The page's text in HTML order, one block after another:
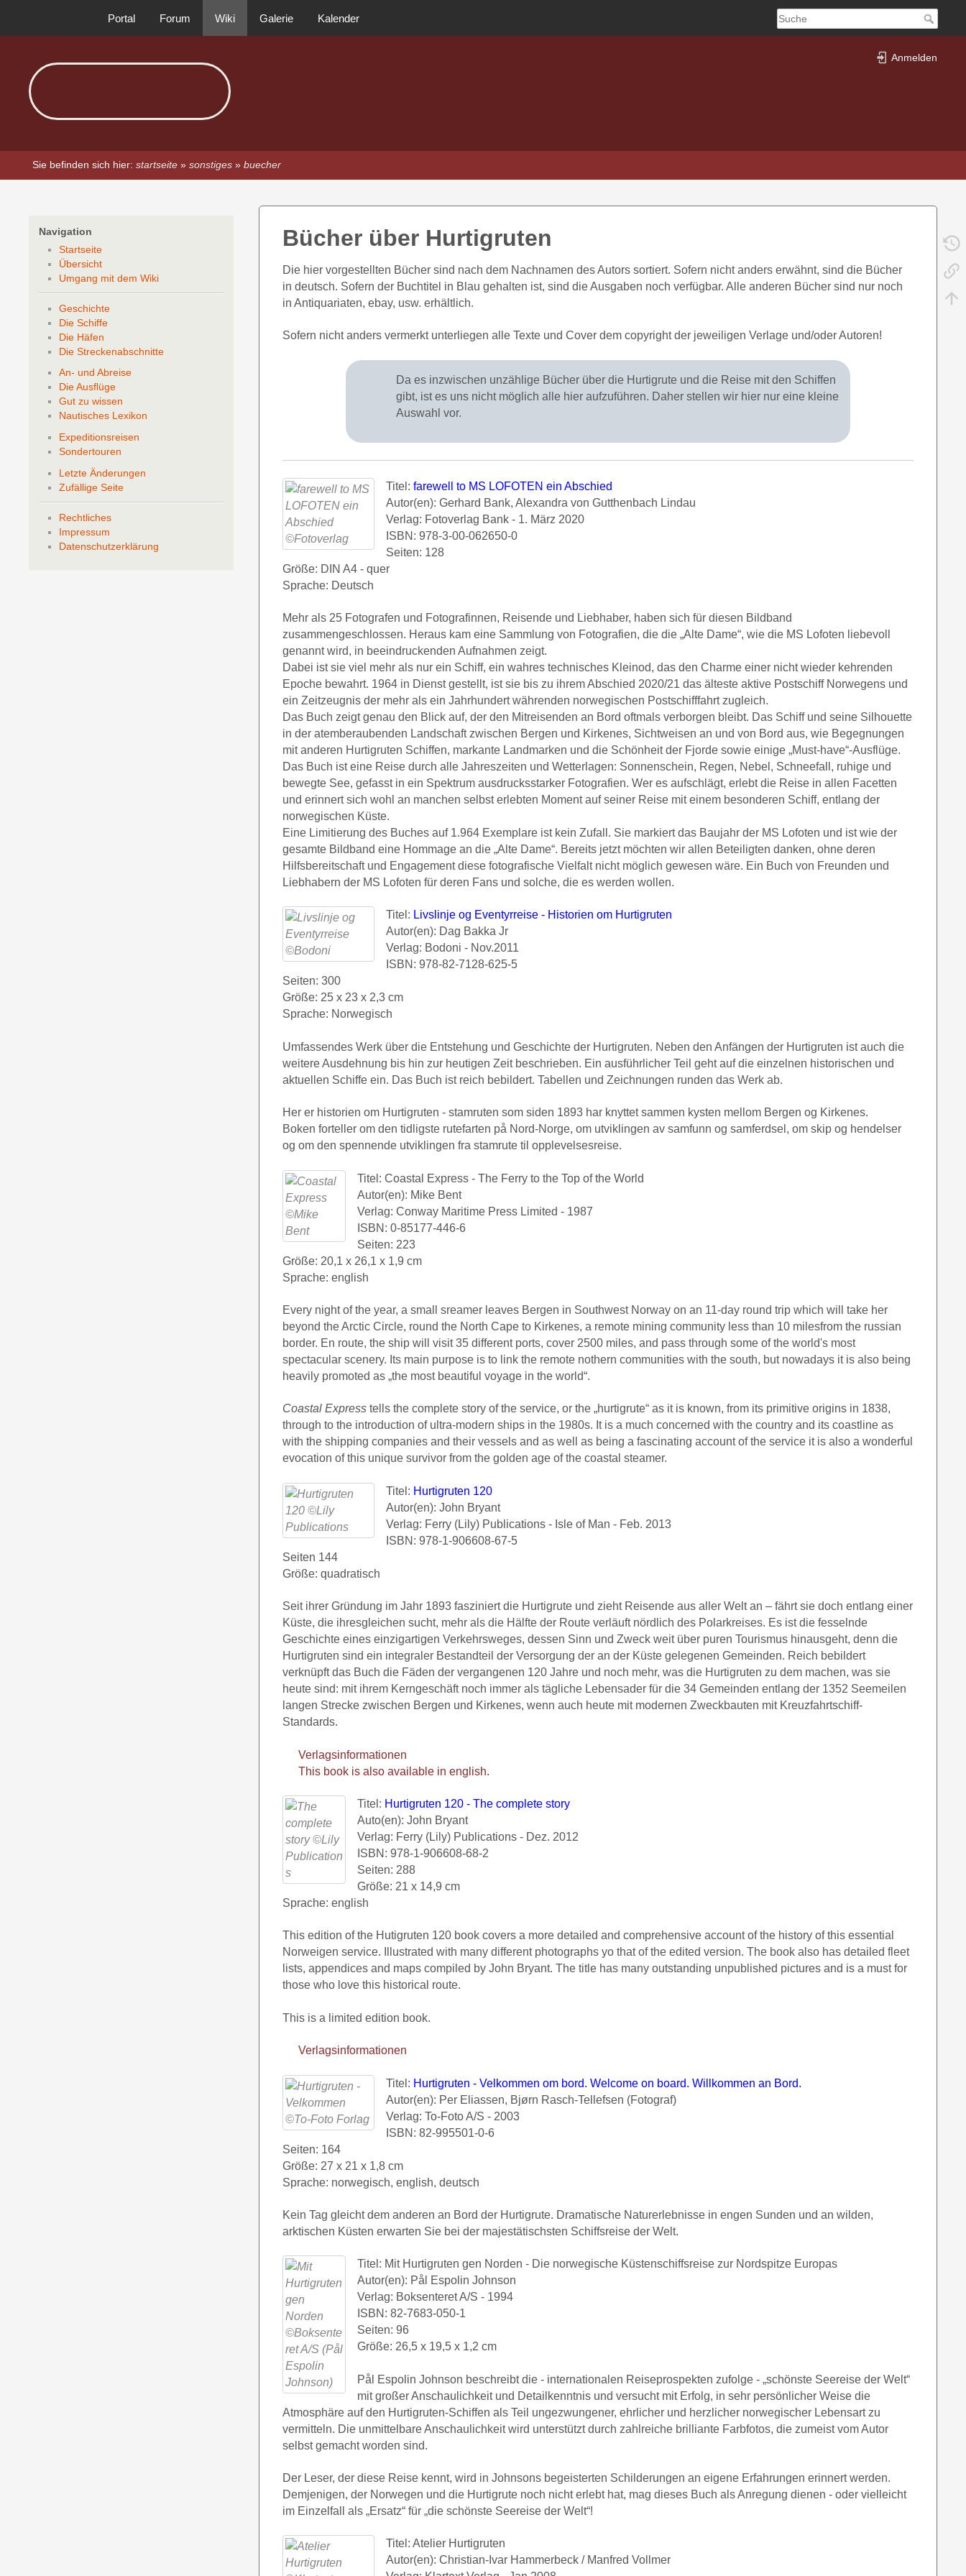
Anmelden
Sie befinden sich hier:startseite »sonstiges »buecher
Navigation
Startseite
Übersicht
Umgang mit dem Wiki
Geschichte
Die Schiffe
Die Häfen
Die Streckenabschnitte
An- und Abreise
Die Ausflüge
Gut zu wissen
Nautisches Lexikon
Expeditionsreisen
Sondertouren
Letzte Änderungen
Zufällige Seite
Rechtliches
Impressum
Datenschutzerklärung
Bücher über Hurtigruten
Die hier vorgestellten Bücher sind nach dem Nachnamen des Autors sortiert. Sofern nicht anders erwähnt, sind die Bücher
in deutsch. Sofern der Buchtitel in Blau gehalten ist, sind die Ausgaben noch verfügbar. Alle anderen Bücher sind nur noch
in Antiquariaten, ebay, usw. erhältlich.
Sofern nicht anders vermerkt unterliegen alle Texte und Cover dem copyright der jeweiligen Verlage und/oder Autoren!
Da es inzwischen unzählige Bücher über die Hurtigrute und die Reise mit den Schiffen
gibt, ist es uns nicht möglich alle hier aufzuführen. Daher stellen wir hier nur eine kleine
Auswahl vor.
Titel: farewell to MS LOFOTEN ein Abschied
Autor(en): Gerhard Bank, Alexandra von Gutthenbach Lindau
Verlag: Fotoverlag Bank - 1. März 2020
ISBN: 978-3-00-062650-0
Seiten: 128
Größe: DIN A4 - quer
Sprache: Deutsch
Mehr als 25 Fotografen und Fotografinnen, Reisende und Liebhaber, haben sich für diesen Bildband
zusammengeschlossen. Heraus kam eine Sammlung von Fotografien, die die „Alte Dame“, wie die MS Lofoten liebevoll
genannt wird, in beeindruckenden Aufnahmen zeigt.
Dabei ist sie viel mehr als nur ein Schiff, ein wahres technisches Kleinod, das den Charme einer nicht wieder kehrenden
Epoche bewahrt. 1964 in Dienst gestellt, ist sie bis zu ihrem Abschied 2020/21 das älteste aktive Postschiff Norwegens und
ein Zeitzeugnis der mehr als ein Jahrhundert währenden norwegischen Postschifffahrt zugleich.
Das Buch zeigt genau den Blick auf, der den Mitreisenden an Bord oftmals verborgen bleibt. Das Schiff und seine Silhouette
in der atemberaubenden Landschaft zwischen Bergen und Kirkenes, Sichtweisen an und von Bord aus, wie Begegnungen
mit anderen Hurtigruten Schiffen, markante Landmarken und die Schönheit der Fjorde sowie einige „Must-have“-Ausflüge.
Das Buch ist eine Reise durch alle Jahreszeiten und Wetterlagen: Sonnenschein, Regen, Nebel, Schneefall, ruhige und
bewegte See, gefasst in ein Spektrum ausdrucksstarker Fotografien. Wer es aufschlägt, erlebt die Reise in allen Facetten
und erinnert sich wohl an manchen selbst erlebten Moment auf seiner Reise mit einem besonderen Schiff, entlang der
norwegischen Küste.
Eine Limitierung des Buches auf 1.964 Exemplare ist kein Zufall. Sie markiert das Baujahr der MS Lofoten und ist wie der
gesamte Bildband eine Hommage an die „Alte Dame“. Bereits jetzt möchten wir allen Beteiligten danken, ohne deren
Hilfsbereitschaft und Engagement diese fotografische Vielfalt nicht möglich gewesen wäre. Ein Buch von Freunden und
Liebhabern der MS Lofoten für deren Fans und solche, die es werden wollen.
Titel: Livslinje og Eventyrreise - Historien om Hurtigruten
Autor(en): Dag Bakka Jr
Verlag: Bodoni - Nov.2011
ISBN: 978-82-7128-625-5
Seiten: 300
Größe: 25 x 23 x 2,3 cm
Sprache: Norwegisch
Umfassendes Werk über die Entstehung und Geschichte der Hurtigruten. Neben den Anfängen der Hurtigruten ist auch die
weitere Ausdehnung bis hin zur heutigen Zeit beschrieben. Ein ausführlicher Teil geht auf die einzelnen historischen und
aktuellen Schiffe ein. Das Buch ist reich bebildert. Tabellen und Zeichnungen runden das Werk ab.
Her er historien om Hurtigruten - stamruten som siden 1893 har knyttet sammen kysten mellom Bergen og Kirkenes.
Boken forteller om den tidligste rutefarten på Nord-Norge, om utviklingen av samfunn og samferdsel, om skip og hendelser
og om den spennende utviklingen fra stamrute til opplevelsesreise.
Titel: Coastal Express - The Ferry to the Top of the World
Autor(en): Mike Bent
Verlag: Conway Maritime Press Limited - 1987
ISBN: 0-85177-446-6
Seiten: 223
Größe: 20,1 x 26,1 x 1,9 cm
Sprache: english
Every night of the year, a small sreamer leaves Bergen in Southwest Norway on an 11-day round trip which will take her
beyond the Arctic Circle, round the North Cape to Kirkenes, a remote mining community less than 10 milesfrom the russian
border. En route, the ship will visit 35 different ports, cover 2500 miles, and pass through some of the world's most
spectacular scenery. Its main purpose is to link the remote nothern communities with the south, but nowadays it is also being
heavily promoted as „the most beautiful voyage in the world“.
Coastal Express tells the complete story of the service, or the „hurtigrute“ as it is known, from its primitive origins in 1838,
through to the introduction of ultra-modern ships in the 1980s. It is a much concerned with the country and its coastline as
with the shipping companies and their vessels and as well as being a fascinating account of the service it is also a wonderful
evocation of this unique survivor from the golden age of the coastal steamer.
Titel: Hurtigruten 120
Autor(en): John Bryant
Verlag: Ferry (Lily) Publications - Isle of Man - Feb. 2013
ISBN: 978-1-906608-67-5
Seiten 144
Größe: quadratisch
Seit ihrer Gründung im Jahr 1893 fasziniert die Hurtigrute und zieht Reisende aus aller Welt an – fährt sie doch entlang einer
Küste, die ihresgleichen sucht, mehr als die Hälfte der Route verläuft nördlich des Polarkreises. Es ist die fesselnde
Geschichte eines einzigartigen Verkehrsweges, dessen Sinn und Zweck weit über puren Tourismus hinausgeht, denn die
Hurtigruten sind ein integraler Bestandteil der Versorgung der an der Küste gelegenen Gemeinden. Reich bebildert
verknüpft das Buch die Fäden der vergangenen 120 Jahre und noch mehr, was die Hurtigruten zu dem machen, was sie
heute sind: mit ihrem Kerngeschäft noch immer als tägliche Lebensader für die 34 Gemeinden entlang der 1352 Seemeilen
langen Strecke zwischen Bergen und Kirkenes, wenn auch heute mit modernen Zweckbauten mit Kreuzfahrtschiff-
Standards.
Verlagsinformationen
This book is also available in english.
Titel: Hurtigruten 120 - The complete story
Auto(en): John Bryant
Verlag: Ferry (Lily) Publications - Dez. 2012
ISBN: 978-1-906608-68-2
Seiten: 288
Größe: 21 x 14,9 cm
Sprache: english
This edition of the Hutigruten 120 book covers a more detailed and comprehensive account of the history of this essential
Norweigen service. Illustrated with many different photographs yo that of the edited version. The book also has detailed fleet
lists, appendices and maps compiled by John Bryant. The title has many outstanding unpublished pictures and is a must for
those who love this historical route.
This is a limited edition book.
Verlagsinformationen
Titel: Hurtigruten - Velkommen om bord. Welcome on board. Willkommen an Bord.
Autor(en): Per Eliassen, Bjørn Rasch-Tellefsen (Fotograf)
Verlag: To-Foto A/S - 2003
ISBN: 82-995501-0-6
Seiten: 164
Größe: 27 x 21 x 1,8 cm
Sprache: norwegisch, english, deutsch
Kein Tag gleicht dem anderen an Bord der Hurtigrute. Dramatische Naturerlebnisse in engen Sunden und an wilden,
arktischen Küsten erwarten Sie bei der majestätischsten Schiffsreise der Welt.
Titel: Mit Hurtigruten gen Norden - Die norwegische Küstenschiffsreise zur Nordspitze Europas
Autor(en): Pål Espolin Johnson
Verlag: Boksenteret A/S - 1994
ISBN: 82-7683-050-1
Seiten: 96
Größe: 26,5 x 19,5 x 1,2 cm
Pål Espolin Johnson beschreibt die - internationalen Reiseprospekten zufolge - „schönste Seereise der Welt“
mit großer Anschaulichkeit und Detailkenntnis und versucht mit Erfolg, in sehr persönlicher Weise die
Atmosphäre auf den Hurtigruten-Schiffen als Teil ungezwungener, ehrlicher und herzlicher norwegischer Lebensart zu
vermitteln. Die unmittelbare Anschaulichkeit wird unterstützt durch zahlreiche brilliante Farbfotos, die zumeist vom Autor
selbst gemacht worden sind.
Der Leser, der diese Reise kennt, wird in Johnsons begeisterten Schilderungen an eigene Erfahrungen erinnert werden.
Demjenigen, der Norwegen und die Hurtigrute noch nicht erlebt hat, mag dieses Buch als Anregung dienen - oder vielleicht
im Einzelfall als „Ersatz“ für „die schönste Seereise der Welt“!
Titel: Atelier Hurtigruten
Autor(en): Christian-Ivar Hammerbeck / Manfred Vollmer
Portal Forum Wiki Galerie Kalender